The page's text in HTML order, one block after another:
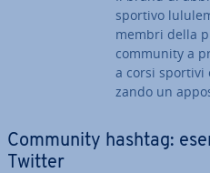
sportivo
membri della
community a
a corsi
zan­do un
Community hashtag:
Twitter